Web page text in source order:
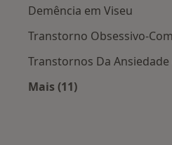
Demência em Viseu
Transtorno Obsessivo-
Transtornos Da Ansiedade
Mais (11)